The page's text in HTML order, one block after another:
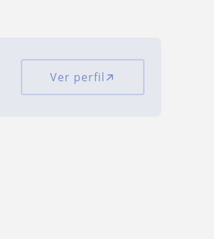
Ver perfil